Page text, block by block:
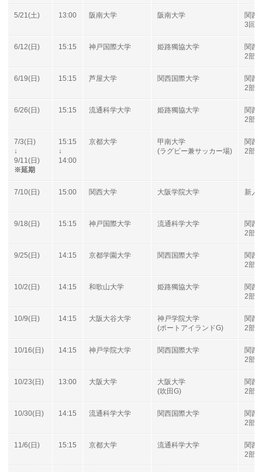
5/21(土) 13:00 阪南大学 阪南大学
関西
3回
6/12(日) 15:15 神戸国際大学 姫路獨協大学
関西
2部B
6/19(日) 15:15 芦屋大学 関西国際大学
関西
2部B
6/26(日) 15:15 流通科学大学 姫路獨協大学
関西
2部B
7/3(日)
↓
9/11(日)
※延期
15:15
↓
14:00
京都大学
甲南大学
(ラグビー兼サッカー場)
関西
2部B
7/10(日) 15:00 関西大学 大阪学院大学 新人
9/18(日) 15:15 神戸国際大学 流通科学大学
関西
2部B
9/25(日) 14:15 京都学園大学 関西国際大学
関西
2部B
10/2(日) 14:15 和歌山大学 姫路獨協大学
関西
2部B
10/9(日) 14:15 大阪大谷大学
神戸学院大学
(ポートアイランドG)
関西
2部B
10/16(日) 14:15 神戸学院大学 関西国際大学
関西
2部B
10/23(日) 13:00 大阪大学
大阪大学
(吹田G)
関西
2部B
10/30(日) 14:15 流通科学大学 関西国際大学
関西
2部B
11/6(日) 15:15 京都大学 流通科学大学
関西
2部B